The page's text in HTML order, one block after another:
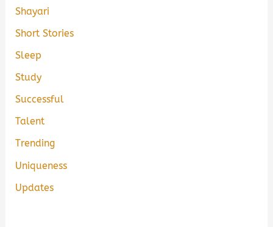
Shayari
Short Stories
Sleep
Study
Successful
Talent
Trending
Uniqueness
Updates